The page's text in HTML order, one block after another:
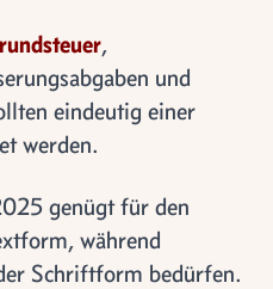
,
und
eindeutig einer
werden.
genügt für den
während
Schriftform bedürfen.